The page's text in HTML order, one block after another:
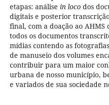
etapas: análise in locodos
digitais e posterior
final, com a doação ao
todos os documentos
mídias contendo as
de manuseio dos volumes
contribuir para um maior
urbana de nosso município,
e variados de sua sociedade